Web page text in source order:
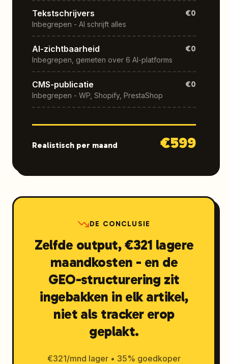
Tekstschrijvers
Inbegrepen - AI schrijft alles
€0
AI-zichtbaarheid
Inbegrepen, gemeten over 6 AI-platforms
€0
CMS-publicatie
Inbegrepen - WP, Shopify, PrestaShop
€0
Realistisch per maand €599
DE CONCLUSIE
Zelfde output, €321 lagere
maandkosten - en de
GEO-structurering zit
ingebakken in elk artikel,
niet als tracker erop
geplakt.
€321/mnd lager • 35% goedkoper